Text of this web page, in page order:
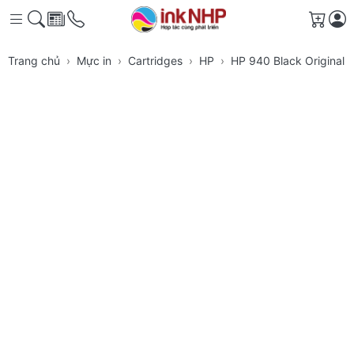
Giỏ
Trang chủ Mực in Cartridges HP HP 940 Black Original